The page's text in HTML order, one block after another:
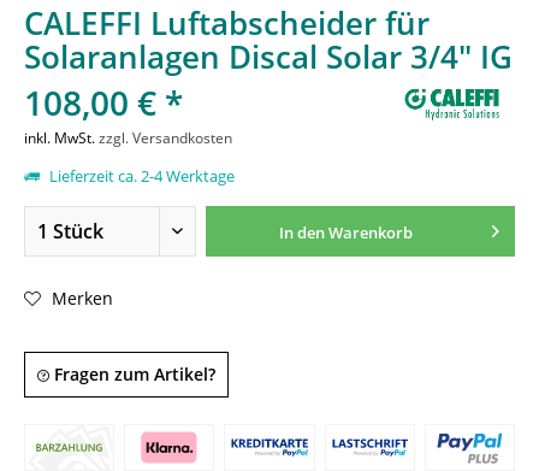
CALEFFI Luftabscheider für
Solaranlagen Discal Solar 3/4" IG
108,00 € *
inkl. MwSt.zzgl. Versandkosten
Lieferzeit ca. 2-4 Werktage
In denWarenkorb
Merken
Fragen zum Artikel?